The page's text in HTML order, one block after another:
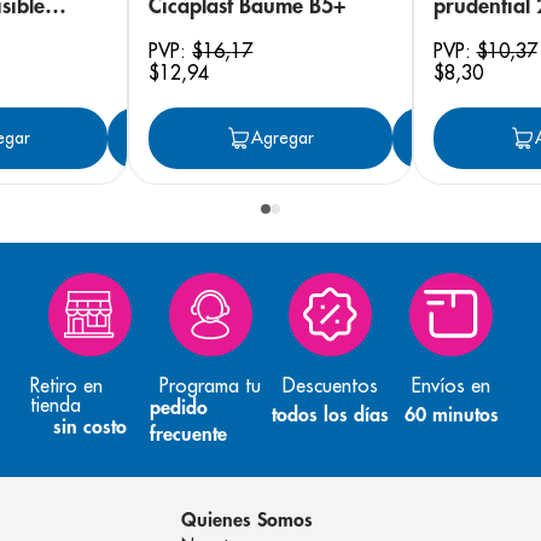
Agregar
Cicaplast Baume B5+
PVP:$16,17
$12,94
Agregar
prudential
PVP:$10,37
$8,30
Retiro en
tienda
sin costo
Programa tu
pedido
frecuente
Descuentos
todos los días
Envíos en
60 minutos
Quienes Somos